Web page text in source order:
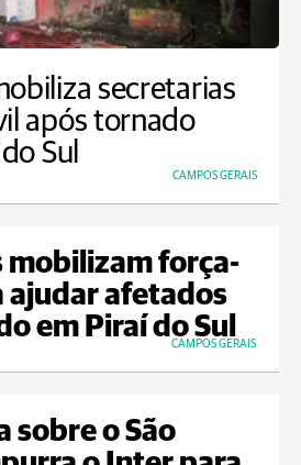
secretarias
após tornado
Sul
CAMPOS GERAIS
mobilizam força-
ajudar afetados
em Piraí do Sul
CAMPOS GERAIS
sobre o São